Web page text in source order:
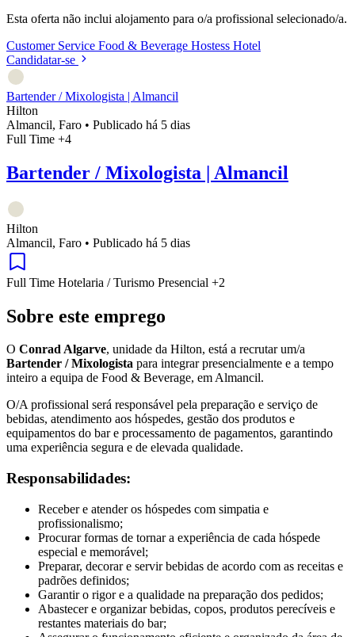
Esta oferta não inclui alojamento para o/a profissional selecionado/a.
Customer Service Food & Beverage Hostess Hotel
Candidatar-se
Bartender / Mixologista | Almancil
Hilton
Almancil, Faro • Publicado há 5 dias
Full Time +4
Bartender / Mixologista | Almancil
Hilton
Almancil, Faro • Publicado há 5 dias
Full Time Hotelaria / Turismo Presencial +2
Sobre este emprego
O Conrad Algarve, unidade da Hilton, está a recrutar um/a
Bartender / Mixologista para integrar presencialmente e a tempo
inteiro a equipa de Food & Beverage, em Almancil.
O/A profissional será responsável pela preparação e serviço de
bebidas, atendimento aos hóspedes, gestão dos produtos e
equipamentos do bar e processamento de pagamentos, garantindo
uma experiência segura e de elevada qualidade.
Responsabilidades:
Receber e atender os hóspedes com simpatia e
profissionalismo;
Procurar formas de tornar a experiência de cada hóspede
especial e memorável;
Preparar, decorar e servir bebidas de acordo com as receitas e
padrões definidos;
Garantir o rigor e a qualidade na preparação dos pedidos;
Abastecer e organizar bebidas, copos, produtos perecíveis e
restantes materiais do bar;